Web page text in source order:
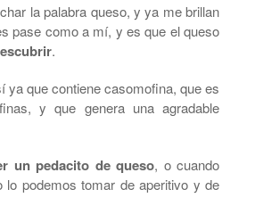
la palabra queso, y ya me brillan
pase como a mí, y es que el queso
.
ya que contiene casomofina, que es
y que genera una agradable
un pedacito de queso, o cuando
podemos tomar de aperitivo y de